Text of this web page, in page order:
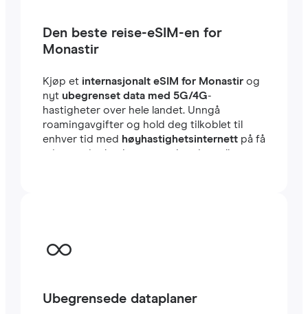
Den beste reise-eSIM-en for
Monastir
Kjøp et internasjonalt eSIM for Monastirog
nyt ubegrenset data med 5G/4G-
hastigheter over hele landet. Unngå
roamingavgifter og hold deg tilkoblet til
enhver tid med høyhastighetsinternettpå få
minutter i utlandet, enten du reiser eller
Ubegrensede dataplaner